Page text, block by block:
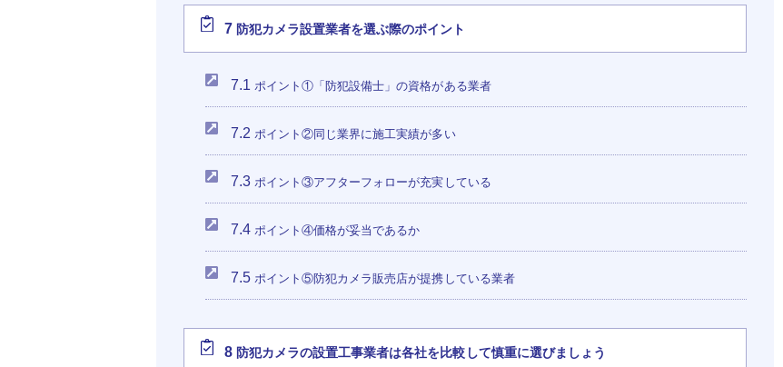
7 防犯カメラ設置業者を選ぶ際のポイント
7.1 ポイント①「防犯設備士」の資格がある業者
7.2 ポイント②同じ業界に施工実績が多い
7.3 ポイント③アフターフォローが充実している
7.4 ポイント④価格が妥当であるか
7.5 ポイント⑤防犯カメラ販売店が提携している業者
8 防犯カメラの設置工事業者は各社を比較して慎重に選びましょう